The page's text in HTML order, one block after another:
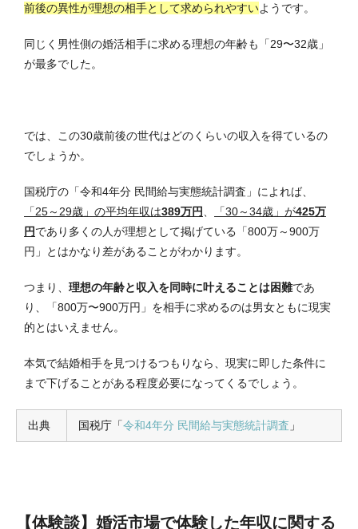
前後の異性が理想の相手として求められやすいようです。
同じく男性側の婚活相手に求める理想の年齢も「29〜32歳」
が最多でした。
では、この30歳前後の世代はどのくらいの収入を得ているの
でしょうか。
国税庁の「令和4年分 民間給与実態統計調査」によれば、
「25～29歳」の平均年収は389万円 「30～34歳」が425万
円であり多くの人が理想として掲げている「800万～900万
円」とはかなり差があることがわかります。
つまり、 理想の年齢と収入を同時に叶えることは困難であ
り、「800万〜900万円」を相手に求めるのは男女ともに現実
的とはいえません。
本気で結婚相手を見つけるつもりなら、現実に即した条件に
まで下げることがある程度必要になってくるでしょう。
出典 国税庁「令和4年分 民間給与実態統計調査 」
【体験談】婚活市場で体験した年収に関する